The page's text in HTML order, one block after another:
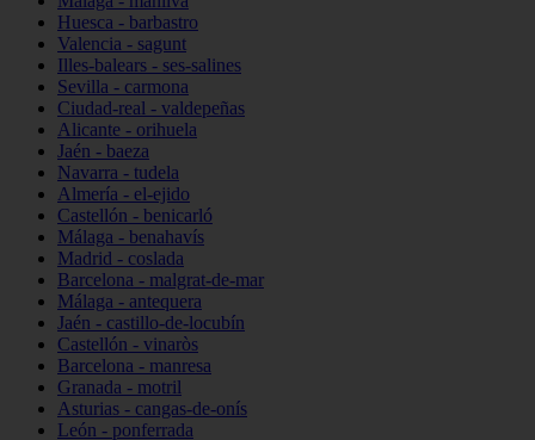
Huesca - barbastro
Valencia - sagunt
Illes-balears - ses-salines
Sevilla - carmona
Ciudad-real - valdepeñas
Alicante - orihuela
Jaén - baeza
Navarra - tudela
Almería - el-ejido
Castellón - benicarló
Málaga - benahavís
Madrid - coslada
Barcelona - malgrat-de-mar
Málaga - antequera
Jaén - castillo-de-locubín
Castellón - vinaròs
Barcelona - manresa
Granada - motril
Asturias - cangas-de-onís
León - ponferrada